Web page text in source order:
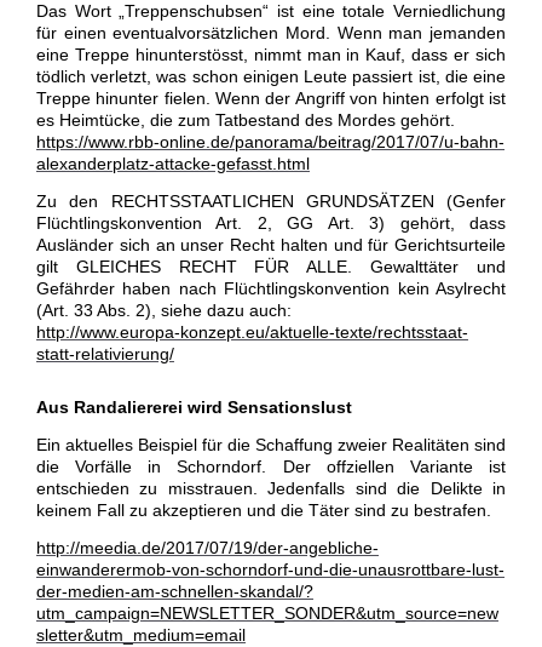
Das Wort „Treppenschubsen“ ist eine totale Verniedlichung
für einen eventualvorsätzlichen Mord. Wenn man jemanden
eine Treppe hinunterstösst, nimmt man in Kauf, dass er sich
tödlich verletzt, was schon einigen Leute passiert ist, die eine
Treppe hinunter fielen. Wenn der Angriff von hinten erfolgt ist
es Heimtücke, die zum Tatbestand des Mordes gehört.
https://www.rbb-online.de/panorama/beitrag/2017/07/u-bahn-
alexanderplatz-attacke-gefasst.html
Zu den RECHTSSTAATLICHEN GRUNDSÄTZEN (Genfer
Flüchtlingskonvention Art. 2, GG Art. 3) gehört, dass
Ausländer sich an unser Recht halten und für Gerichtsurteile
gilt GLEICHES RECHT FÜR ALLE. Gewalttäter und
Gefährder haben nach Flüchtlingskonvention kein Asylrecht
(Art. 33 Abs. 2), siehe dazu auch:
http://www.europa-konzept.eu/aktuelle-texte/rechtsstaat-
statt-relativierung/
Aus Randaliererei wird Sensationslust
Ein aktuelles Beispiel für die Schaffung zweier Realitäten sind
die Vorfälle in Schorndorf. Der offziellen Variante ist
entschieden zu misstrauen. Jedenfalls sind die Delikte in
keinem Fall zu akzeptieren und die Täter sind zu bestrafen.
http://meedia.de/2017/07/19/der-angebliche-
einwanderermob-von-schorndorf-und-die-unausrottbare-lust-
der-medien-am-schnellen-skandal/?
utm_campaign=NEWSLETTER_SONDER&utm_source=new
sletter&utm_medium=email